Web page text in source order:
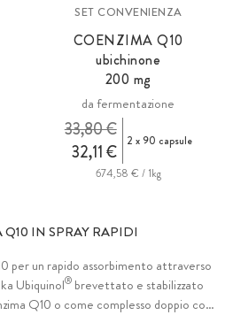
SET CONVENIENZA
COENZIMA Q10
ubichinone
200 mg
da fermentazione
32,11 €
33,80 € 2 x 90 capsule
674,58 € / 1kg
IN SPRAY RAPIDI
per un rapido assorbimento attraverso
Ubiquinol®brevettato e stabilizzato
Q10 o come complesso doppio con